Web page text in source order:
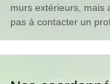
murs extérieurs, mais
pas à contacter un